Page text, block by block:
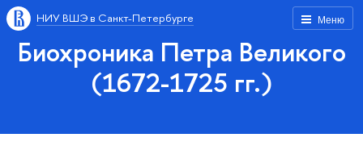
Меню
НИУ ВШЭ в Санкт-Петербурге
Биохроника Петра Великого
(1672-1725 гг.)